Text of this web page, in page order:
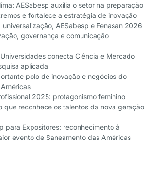
AESabesp auxilia o setor na preparação
e fortalece a estratégia de inovação
universalização, AESabesp e Fenasan 2026
governança e comunicação
conecta Ciência e Mercado
aplicada
polo de inovação e negócios do
2025: protagonismo feminino
que reconhece os talentos da nova geração
para Expositores: reconhecimento à
evento de Saneamento das Américas